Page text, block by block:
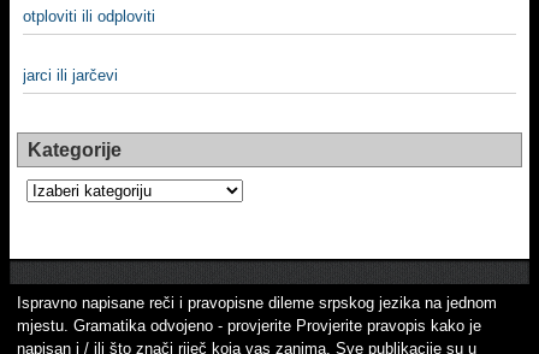
otploviti ili odploviti
jarci ili jarčevi
Kategorije
Kategorije
Ispravno napisane reči i pravopisne dileme srpskog jezika na jednom
mjestu. Gramatika odvojeno - provjerite Provjerite pravopis kako je
napisan i / ili što znači riječ koja vas zanima. Sve publikacije su u